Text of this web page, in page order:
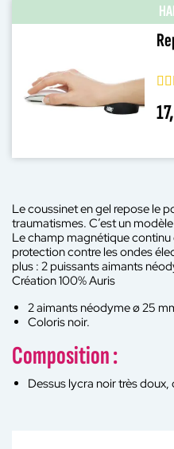
Le coussinet en gel repose le
traumatismes. C’est un
Le champ magnétique
protection contre les ondes
plus : 2 puissants aimants
Création 100% Auris
2 aimants néodyme ø 25
Coloris noir.
Composition :
Dessus lycra noir très